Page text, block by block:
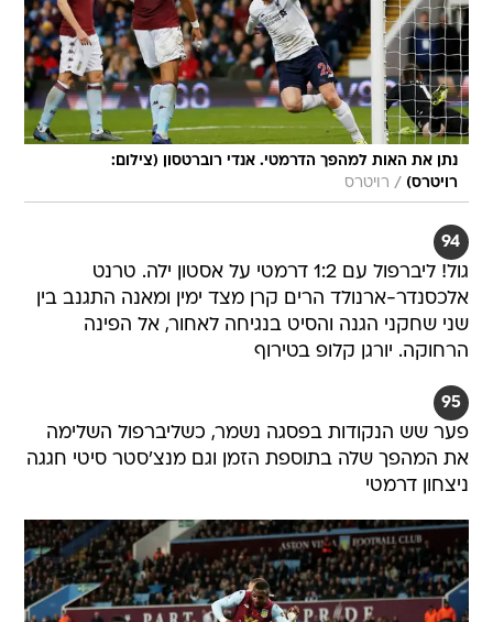
נתן את האות למהפך הדרמטי. אנדי רוברטסון (צילום:
רויטרס) / רויטרס
94
גול! ליברפול עם 1:2 דרמטי על אסטון ילה. טרנט
אלכסנדר-ארנולד הרים קרן מצד ימין ומאנה התגנב בין
שני שחקני הגנה והסיט בנגיחה לאחור, אל הפינה
הרחוקה. יורגן קלופ בטירוף
95
פער שש הנקודות בפסגה נשמר, כשליברפול השלימה
את המהפך שלה בתוספת הזמן וגם מנצ'סטר סיטי חגגה
ניצחון דרמטי